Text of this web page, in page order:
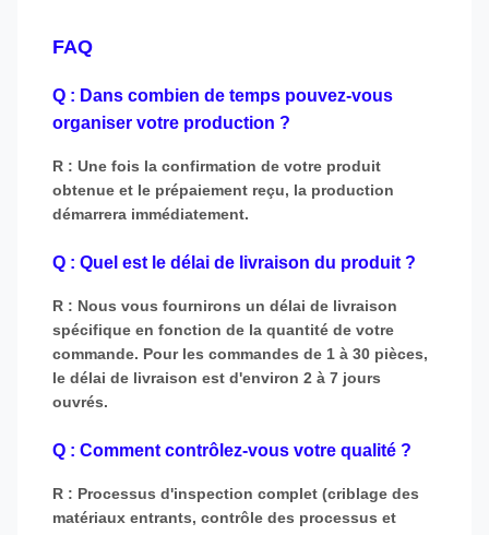
FAQ
Q : Dans combien de temps pouvez-vous
organiser votre production ?
R : Une fois la confirmation de votre produit
obtenue et le prépaiement reçu, la production
démarrera immédiatement.
Q : Quel est le délai de livraison du produit ?
R : Nous vous fournirons un délai de livraison
spécifique en fonction de la quantité de votre
commande. Pour les commandes de 1 à 30 pièces,
le délai de livraison est d'environ 2 à 7 jours
ouvrés.
Q : Comment contrôlez-vous votre qualité ?
R : Processus d'inspection complet (criblage des
matériaux entrants, contrôle des processus et